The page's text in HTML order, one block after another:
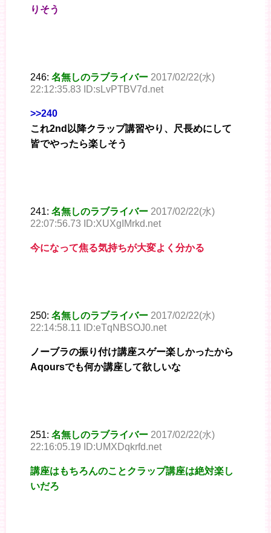
りそう
246: 名無しのラブライバー 2017/02/22(水)
22:12:35.83 ID:sLvPTBV7d.net
>>240
これ2nd以降クラップ講習やり、尺長めにして
皆でやったら楽しそう
241: 名無しのラブライバー 2017/02/22(水)
22:07:56.73 ID:XUXgIMrkd.net
今になって焦る気持ちが大変よく分かる
250: 名無しのラブライバー 2017/02/22(水)
22:14:58.11 ID:eTqNBSOJ0.net
ノーブラの振り付け講座スゲー楽しかったから
Aqoursでも何か講座して欲しいな
251: 名無しのラブライバー 2017/02/22(水)
22:16:05.19 ID:UMXDqkrfd.net
講座はもちろんのことクラップ講座は絶対楽し
いだろ